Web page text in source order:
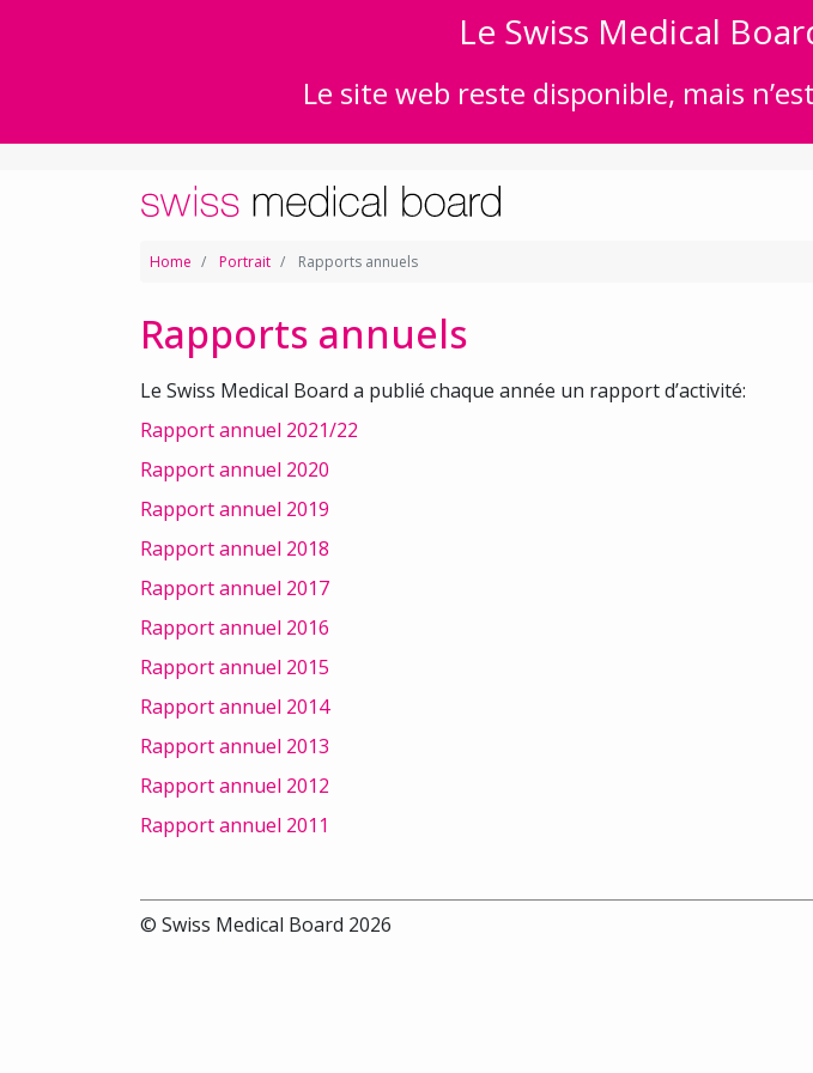
Le Swiss Medical
Le site web reste disponible, mais
Home Portrait Rapports annuels
Rapports annuels
Le Swiss Medical Board a publié chaque année un rapport d’activité:
Rapport annuel 2021/22
Rapport annuel 2020
Rapport annuel 2019
Rapport annuel 2018
Rapport annuel 2017
Rapport annuel 2016
Rapport annuel 2015
Rapport annuel 2014
Rapport annuel 2013
Rapport annuel 2012
Rapport annuel 2011
© Swiss Medical Board 2026